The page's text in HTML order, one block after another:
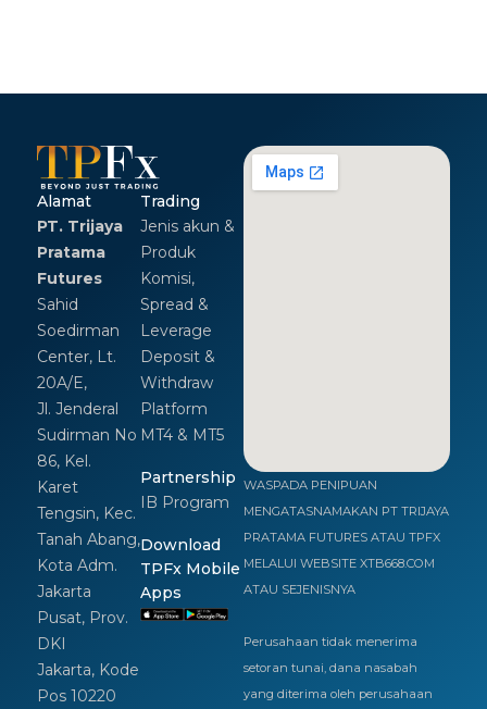
Alamat
PT. Trijaya
Pratama
Futures
Sahid
Soedirman
Center, Lt.
20A/E,
Jl. Jenderal
Sudirman No
86, Kel.
Karet
Tengsin, Kec.
Tanah Abang,
Kota Adm.
Jakarta
Pusat, Prov.
DKI
Jakarta, Kode
Pos 10220
Trading
Jenis akun &
Produk
Komisi,
Spread &
Leverage
Deposit &
Withdraw
Platform
MT4 & MT5
Partnership
IB Program
Download
TPFx Mobile
Apps
WASPADA PENIPUAN
MENGATASNAMAKAN PT TRIJAYA
PRATAMA FUTURES ATAU TPFX
MELALUI WEBSITE XTB668.COM
ATAU SEJENISNYA
Perusahaan tidak menerima
setoran tunai, dana nasabah
yang diterima oleh perusahaan